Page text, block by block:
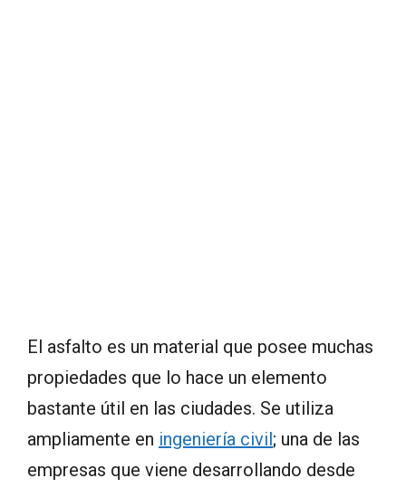
El asfalto es un material que posee muchas
propiedades que lo hace un elemento
bastante útil en las ciudades. Se utiliza
ampliamente en ingeniería civil; una de las
empresas que viene desarrollando desde